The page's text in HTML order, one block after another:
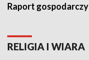
Raport gospodarczy
RELIGIA I WIARA